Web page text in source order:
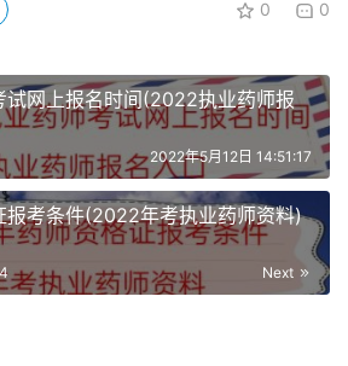
以在全国范围内使用，由此可见证书
考试的
人员考试采取线上机考形式，其中碳
含《碳排放理论》和《碳排放管理实
组成，为150分，90分以上视为考试
0 0
网上报名时间(2022执业药师报
2022年5月12日 14:51:17
考条件(2022年考执业药师资料)
Next